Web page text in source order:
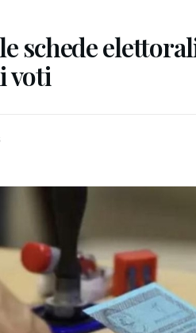
schede
voti